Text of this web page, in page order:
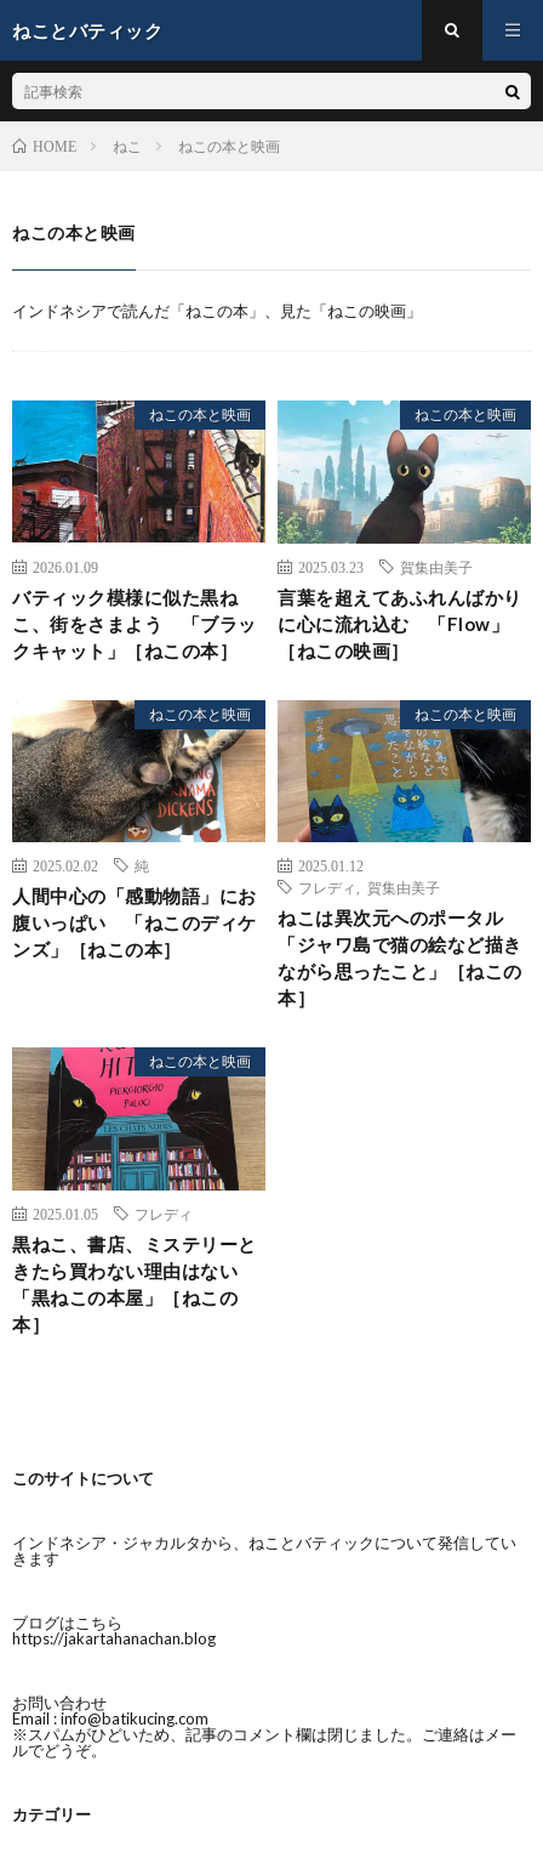
ねことバティック
HOME ねこ ねこの本と映画
ねこの本と映画
インドネシアで読んだ「ねこの本」、見た「ねこの映画」
ねこの本と映画
2026.01.09
バティック模様に似た黒ね
こ、街をさまよう 「ブラッ
クキャット」［ねこの本］
ねこの本と映画
2025.03.23 賀集由美子
言葉を超えてあふれんばかり
に心に流れ込む 「Flow」
［ねこの映画］
ねこの本と映画
2025.02.02 純
人間中心の「感動物語」にお
腹いっぱい 「ねこのディケ
ンズ」［ねこの本］
ねこの本と映画
2025.01.12
フレディ
賀集由美子
ねこは異次元へのポータル
「ジャワ島で猫の絵など描き
ながら思ったこと」［ねこの
本］
ねこの本と映画
2025.01.05 フレディ
黒ねこ、書店、ミステリーと
きたら買わない理由はない
「黒ねこの本屋」［ねこの
本］
このサイトについて
インドネシア・ジャカルタから、ねことバティックについて発信してい
きます
ブログはこちら
https://jakartahanachan.blog
お問い合わせ
Email :info@batikucing.com
※スパムがひどいため、記事のコメント欄は閉じました。ご連絡はメー
ルでどうぞ。
カテゴリー